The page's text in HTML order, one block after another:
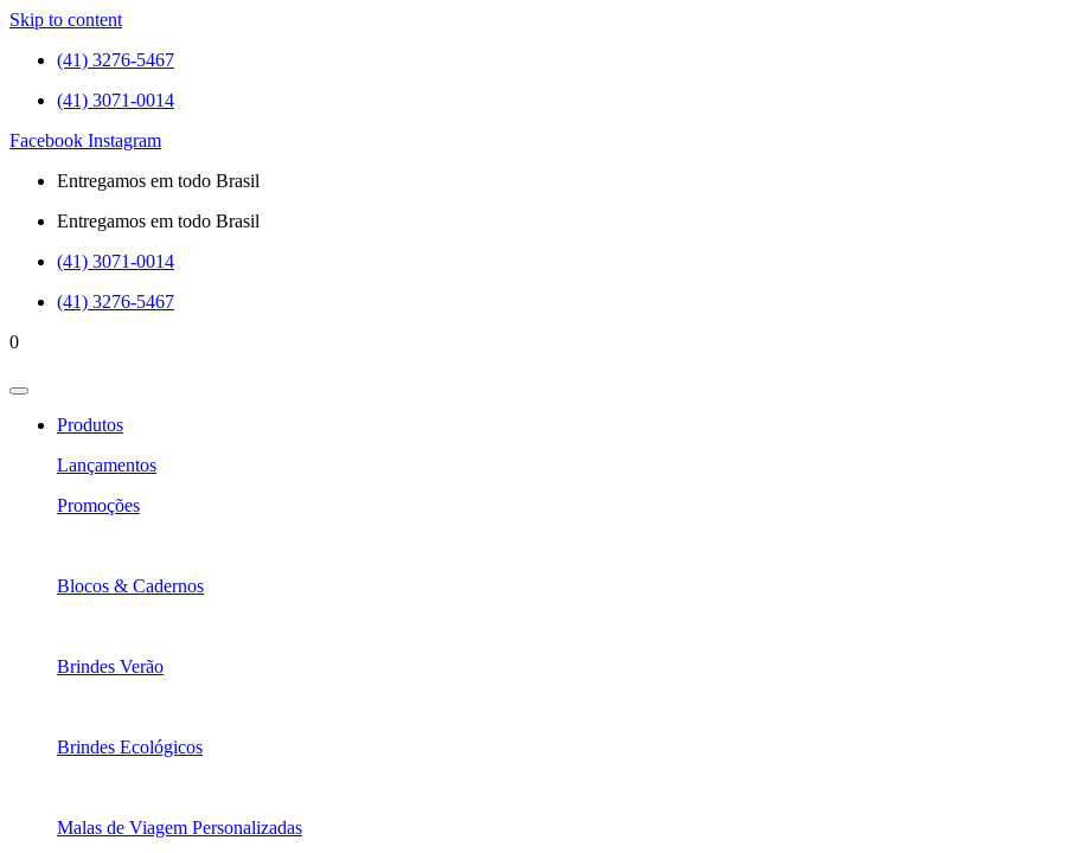
Skip to content
(41) 3276-5467
(41) 3071-0014
Facebook Instagram
Entregamos em todo Brasil
Entregamos em todo Brasil
(41) 3071-0014
(41) 3276-5467
0
Produtos
Lançamentos
Promoções
Blocos & Cadernos
Brindes Verão
Brindes Ecológicos
Malas de Viagem Personalizadas